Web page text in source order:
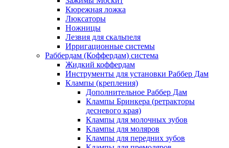
Кюрежная ложка
Люксаторы
Ножницы
Лезвия для скальпеля
Ирригационные системы
Раббердам (Коффердам) система
Жидкий коффердам
Инструменты для установки Раббер Дам
Клампы (крепления)
Дополнительное Раббер Дам
Клампы Бринкера (ретракторы
десневого края)
Клампы для молочных зубов
Клампы для моляров
Клампы для передних зубов